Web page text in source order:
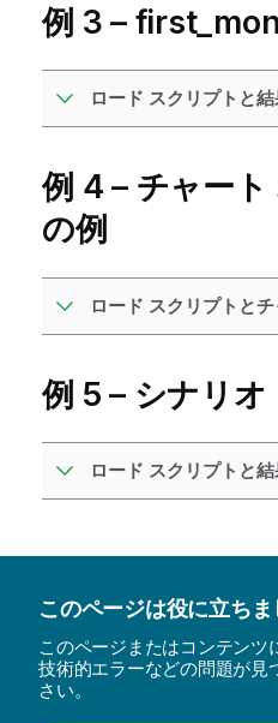
例 3 –
ロード スクリプトと
例 4 – チャート
の例
ロード スクリプトと
例 5 – シナリオ
ロード スクリプトと
このページは役に立ち
このページまたはコンテンツ
技術的エラーなどの問題が見
さい。